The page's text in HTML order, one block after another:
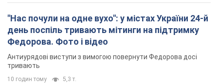
"Нас почули на одне вухо": у містах України 24-й
день поспіль тривають мітинги на підтримку
Федорова. Фото і відео
Антиурядові виступи з вимогою повернути Федорова досі
тривають
10 годин тому 5,3 т.